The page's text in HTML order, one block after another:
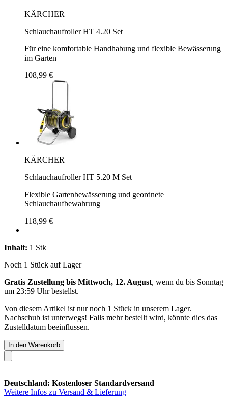
KÄRCHER
Schlauchaufroller HT 4.20 Set
Für eine komfortable Handhabung und flexible Bewässerung
im Garten
108,99 €
KÄRCHER
Schlauchaufroller HT 5.20 M Set
Flexible Gartenbewässerung und geordnete
Schlauchaufbewahrung
118,99 €
Inhalt: 1 Stk
Noch 1 Stück auf Lager
Gratis Zustellung bis Mittwoch, 12. August, wenn du bis Sonntag
um 23:59 Uhrbestellst.
Von diesem Artikel ist nur noch 1 Stück in unserem Lager.
Nachschub ist unterwegs! Falls mehr bestellt wird, könnte dies das
Zustelldatum beeinflussen.
In den Warenkorb
Deutschland: Kostenloser Standardversand
Weitere Infos zu Versand & Lieferung